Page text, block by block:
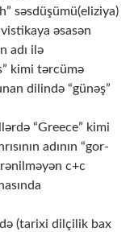
səsdüşümü(eliziya)
əsasən
adı ilə
kimi tərcümə
dilində “günəş”
“Greece” kimi
adının “gor-
c+c
(tarixi dilçilik bax